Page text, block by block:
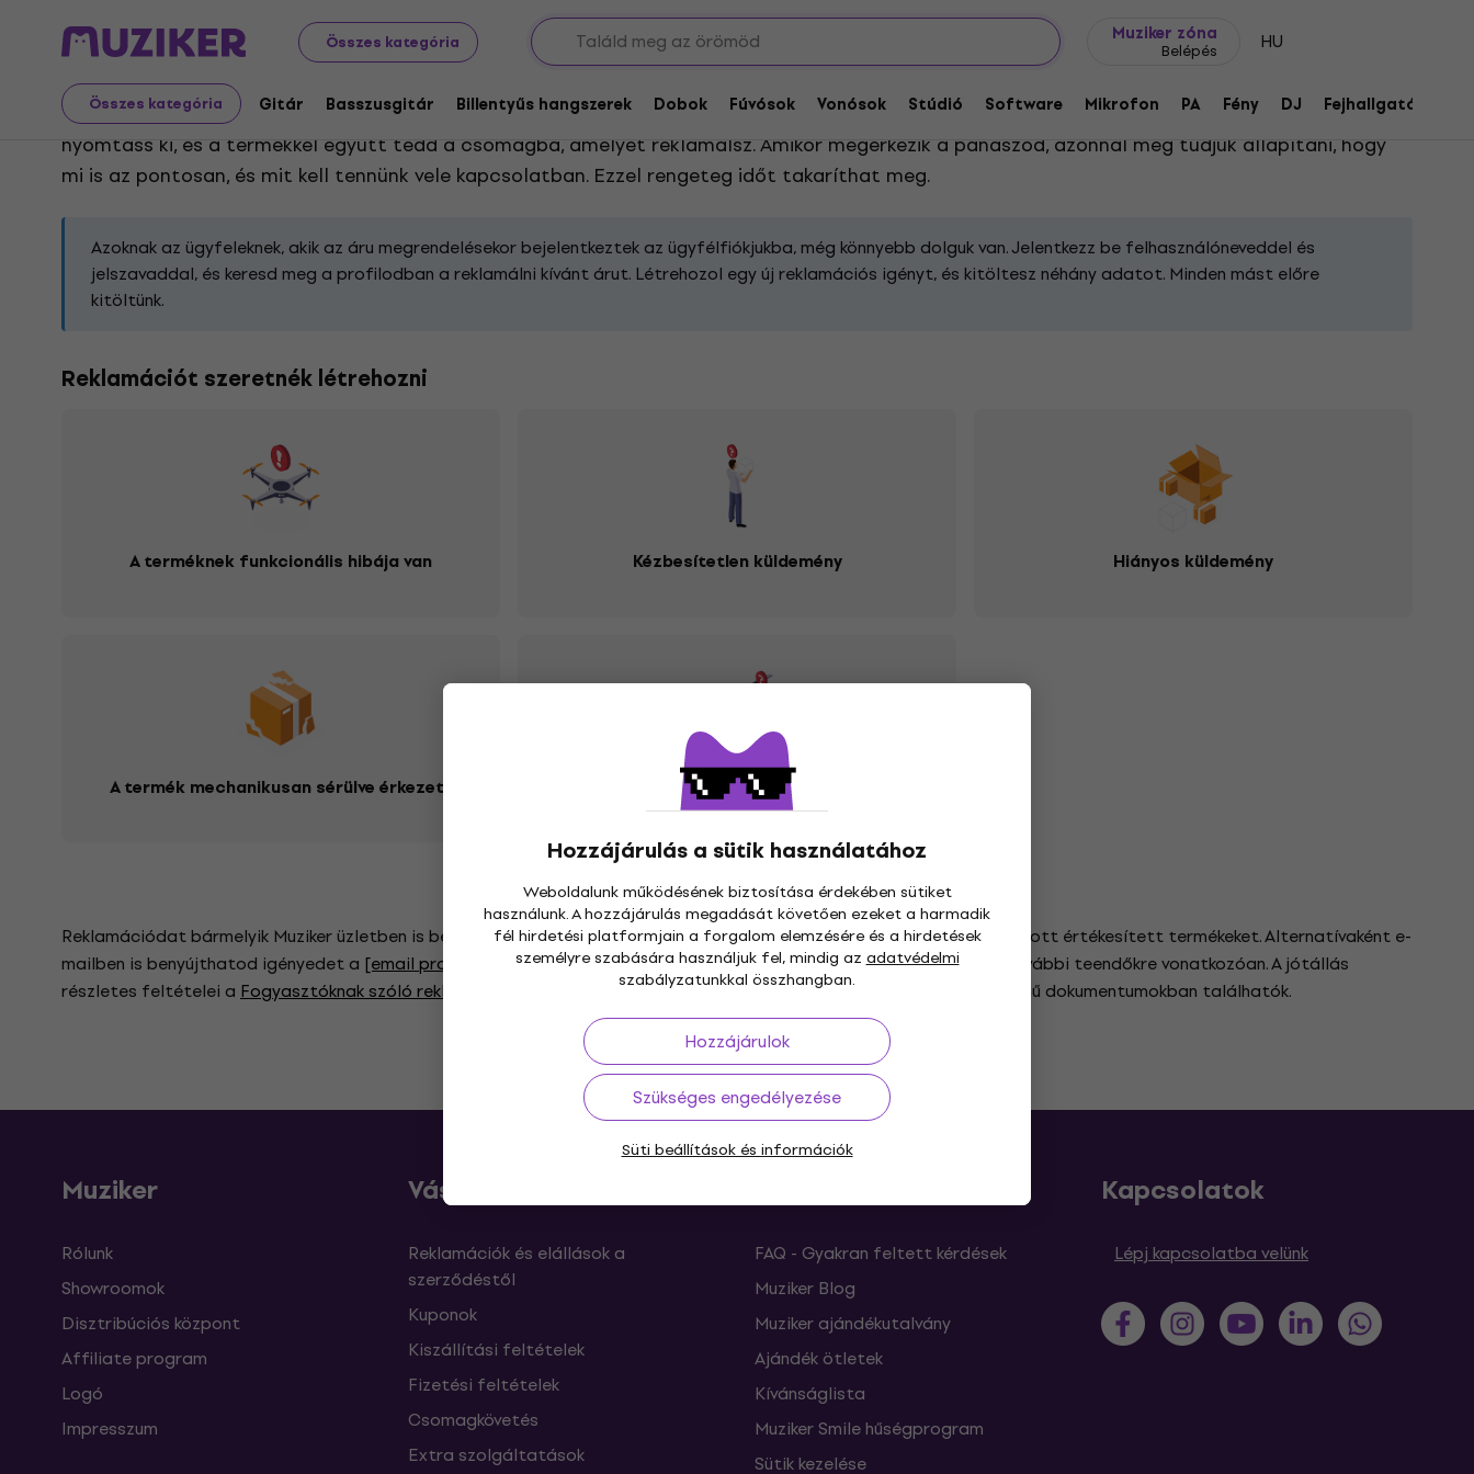
Összes kategória
Muziker zóna
Belépés HU
Összes kategória Gitár Basszusgitár Billentyűs hangszerek Dobok Fúvósok Vonósok Stúdió Software Mikrofon PA Fény DJ Fejhallgató
Hozzájárulás a sütik használatához
Weboldalunk működésének biztosítása érdekében sütiket
használunk. A hozzájárulás megadását követően ezeket a harmadik
fél hirdetési platformjain a forgalom elemzésére és a hirdetések
személyre szabására használjuk fel, mindig az adatvédelmi
szabályzatunkkal összhangban.
Hozzájárulok
Szükséges engedélyezése
Süti beállítások és információk
Reklamáció
Válaszd ki a reklamáció típusát a termékkel kapcsolatos problémától függően. Az űrlap kitöltése után e-mailben visszaigazolást kapsz, amelyet
nyomtass ki, és a termékkel együtt tedd a csomagba, amelyet reklamálsz. Amikor megérkezik a panaszod, azonnal meg tudjuk állapítani, hogy
mi is az pontosan, és mit kell tennünk vele kapcsolatban. Ezzel rengeteg időt takaríthat meg.
Azoknak az ügyfeleknek, akik az áru megrendelésekor bejelentkeztek az ügyfélfiókjukba, még könnyebb dolguk van. Jelentkezz be felhasználóneveddel és
jelszavaddal, és keresd meg a profilodban a reklamálni kívánt árut. Létrehozol egy új reklamációs igényt, és kitöltesz néhány adatot. Minden mást előre
kitöltünk.
Reklamációt szeretnék létrehozni
A terméknek funkcionális hibája van Kézbesítetlen küldemény Hiányos küldemény
A termék mechanikusan sérülve érkezett Helytelen termék került kiszállításra
Reklamációdat bármelyik Muziker üzletben is benyújthatod, ahol a reklamált árut el tudják fogadni, figyelembe véve az ott értékesített termékeket. Alternatívaként e-
mailben is benyújthatod igényedet a [email protected]
e-mail címen. Kérésedre válaszul utasításokat fogsz kapni a további teendőkre vonatkozóan. A jótállás
részletes feltételei a Fogyasztóknak szóló reklamációs feltételek és aVállalkozóknak szóló reklamációs feltételek című dokumentumokban találhatók.
Muziker
Rólunk
Showroomok
Disztribúciós központ
Affiliate program
Logó
Impresszum
Vásárlás
Reklamációk és elállások a
szerződéstől
Kuponok
Kiszállítási feltételek
Fizetési feltételek
Csomagkövetés
Extra szolgáltatások
FAQ - Gyakran feltett kérdések
Muziker Blog
Muziker ajándékutalvány
Ajándék ötletek
Kívánságlista
Muziker Smile hűségprogram
Sütik kezelése
Kapcsolatok
Lépj kapcsolatba velünk